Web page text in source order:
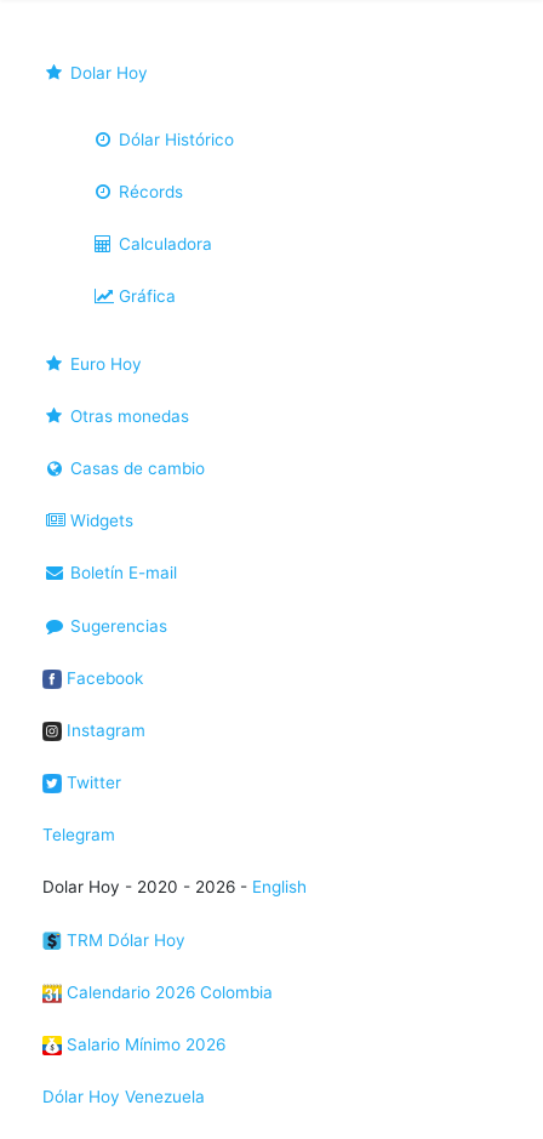
Dolar Hoy
Dólar Histórico
Récords
Calculadora
Gráfica
Euro Hoy
Otras monedas
Casas de cambio
Widgets
Boletín E-mail
Sugerencias
Facebook
Instagram
Twitter
Telegram
Dolar Hoy - 2020 - 2026 - English
TRM Dólar Hoy
Calendario 2026 Colombia
Salario Mínimo 2026
Dólar Hoy Venezuela